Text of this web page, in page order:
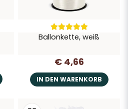
Ballonkette, weiß
€ 4,66
IN DEN WARENKORB